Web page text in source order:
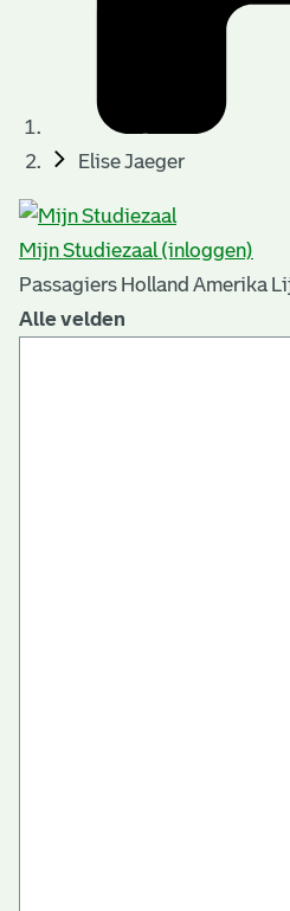
Elise Jaeger
Mijn Studiezaal (inloggen)
Passagiers Holland Amerika
Alle velden